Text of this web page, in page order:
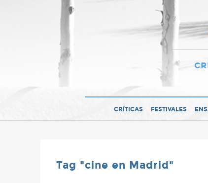
CRÍTICAS FESTIVALES
Tag "cine en Madrid"